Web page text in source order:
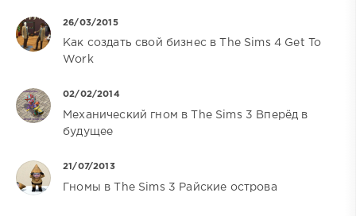
26/03/2015
Как создать свой бизнес в The Sims 4 Get To
Work
02/02/2014
Механический гном в The Sims 3 Вперёд в
будущее
21/07/2013
Гномы в The Sims 3 Райские острова